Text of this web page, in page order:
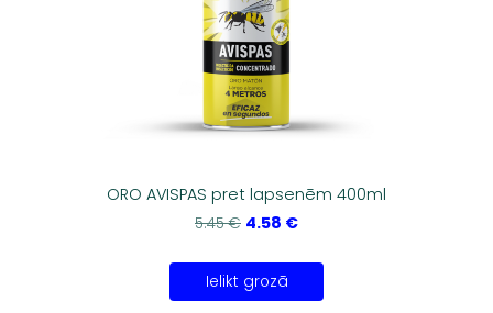
ORO AVISPAS pret lapsenēm 400ml
5.45 € 4.58 €
Ielikt grozā